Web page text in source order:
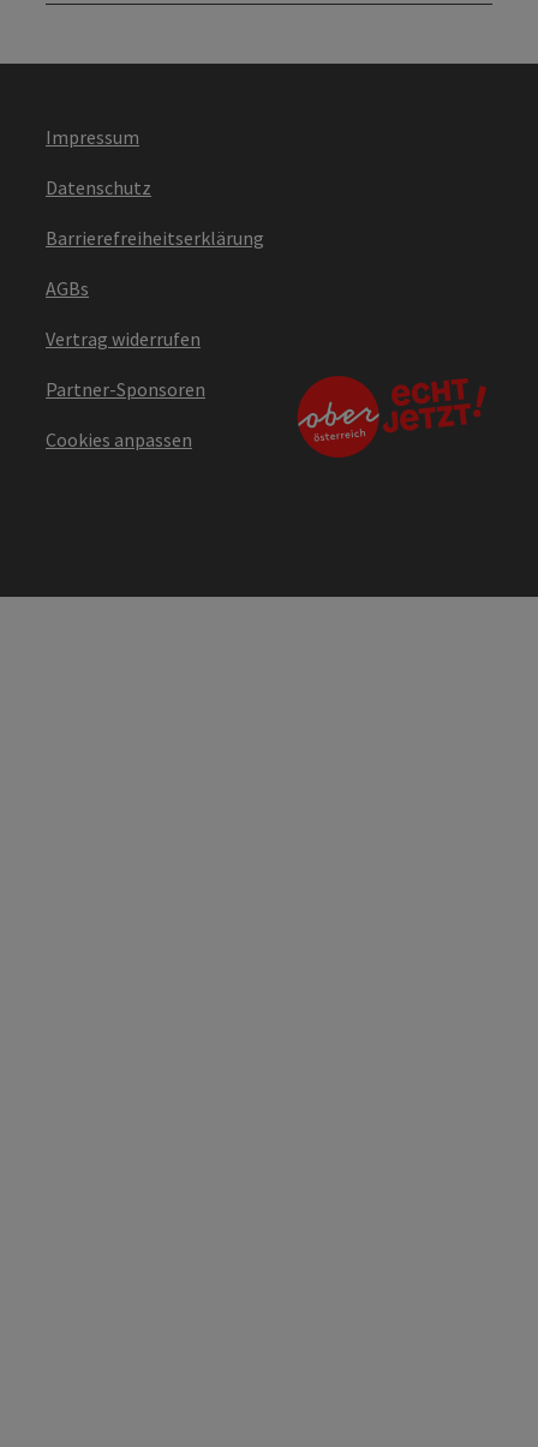
Impressum
Datenschutz
Barrierefreiheitserklärung
AGBs
Vertrag widerrufen
Partner-Sponsoren
Cookies anpassen